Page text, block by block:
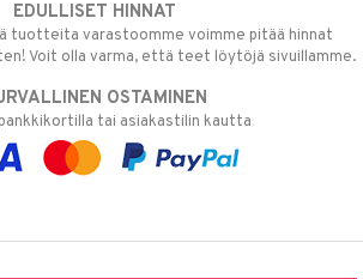
EDULLISET HINNAT
tuotteita varastoomme voimme pitää hinnat
Voit olla varma, että teet löytöjä sivuillamme.
OSTAMINEN
tai asiakastilin kautta